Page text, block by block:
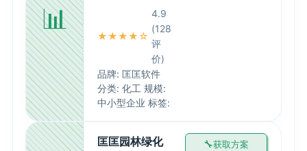
📊
★★★★☆
4.9
(128
评
价)
品牌: 匡匡软件
分类: 化工 规模:
中小型企业 标签:
匡匡园林绿化
获取方案